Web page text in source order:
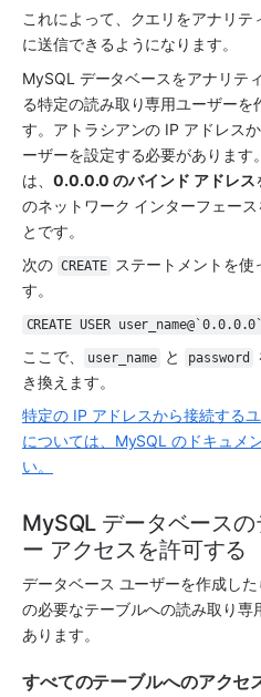
これによって、クエリをアナリテ
に送信できるようになります。
MySQL データベースをアナリテ
る特定の読み取り専用ユーザーを
す。アトラシアンの IP アドレス
ーザーを設定する必要がありま
は、 0.0.0.0 のバインド アドレス
のネットワーク インターフェー
とです。
次の CREATE
ステートメントを使
す。
CREATE USER
ここで、 user_name と password
き換えます。
特定の IP アドレスから接続する
については、MySQL のドキュメ
い。
MySQL データベース
ー アクセスを許可する
データベース ユーザーを作成し
の必要なテーブルへの読み取り
あります。
すべてのテーブルへのアクセ